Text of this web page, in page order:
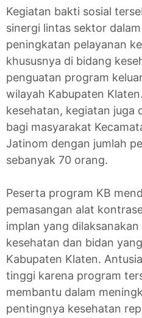
Kegiatan bakti sosial
sinergi lintas sektor
peningkatan pelayanan
khususnya di bidang
penguatan program
wilayah Kabupaten
kesehatan, kegiatan juga
bagi masyarakat
Jatinom dengan jumlah
sebanyak 70 orang.
Peserta program KB
pemasangan alat
implan yang
kesehatan dan bidan
Kabupaten Klaten.
tinggi karena program
membantu dalam
pentingnya kesehatan